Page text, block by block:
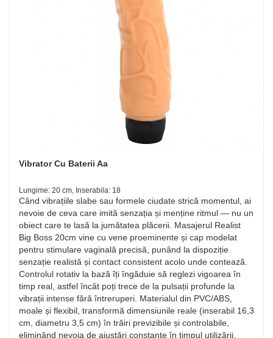
Vibrator Cu Baterii Aa
Lungime: 20 cm, Inserabila: 18
Când vibrațiile slabe sau formele ciudate strică momentul, ai
nevoie de ceva care imită senzația și menține ritmul — nu un
obiect care te lasă la jumătatea plăcerii. Masajerul Realist
Big Boss 20cm vine cu vene proeminente și cap modelat
pentru stimulare vaginală precisă, punând la dispoziție
senzație realistă și contact consistent acolo unde contează.
Controlul rotativ la bază îți îngăduie să reglezi vigoarea în
timp real, astfel încât poți trece de la pulsații profunde la
vibrații intense fără întreruperi. Materialul din PVC/ABS,
moale și flexibil, transformă dimensiunile reale (inserabil 16,3
cm, diametru 3,5 cm) în trăiri previzibile și controlabile,
eliminând nevoia de ajustări constante în timpul utilizării.